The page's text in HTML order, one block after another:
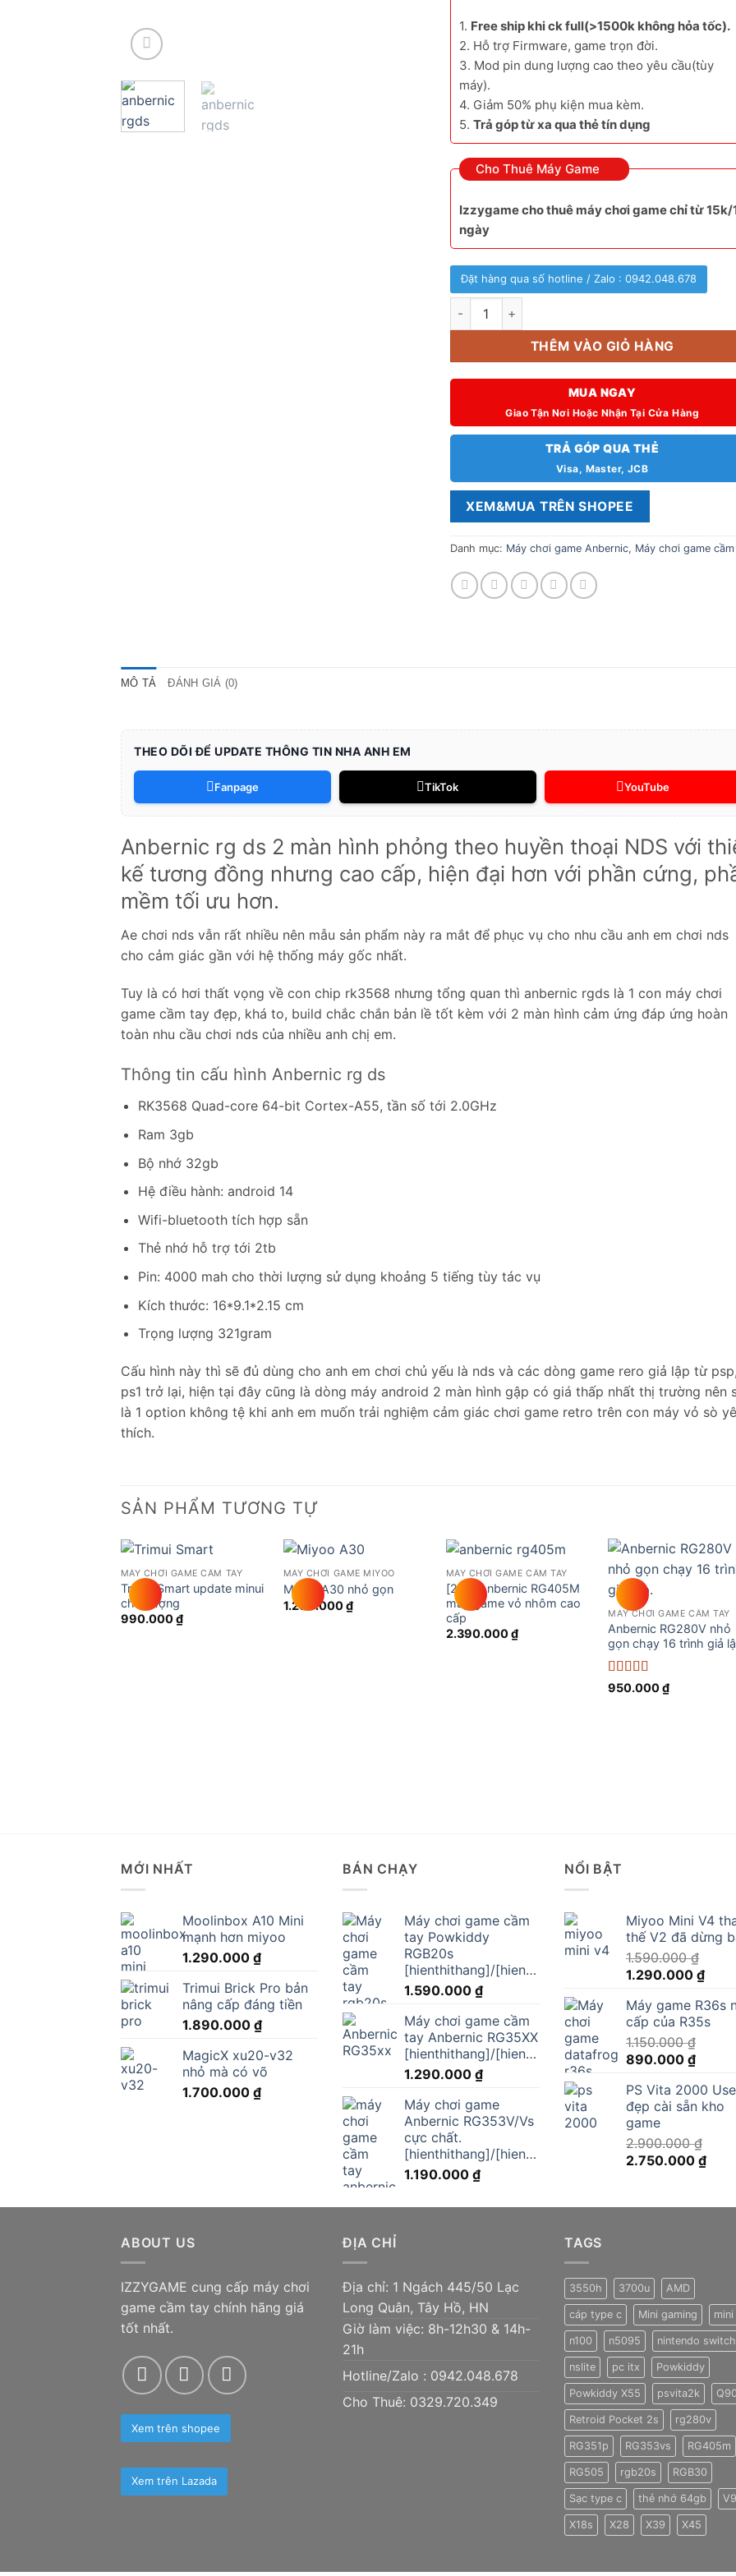
1. Free ship khi ck full(>1500k không hỏa tốc).
2. Hỗ trợ Firmware, game trọn đời.
3. Mod pin dung lượng cao theo yêu cầu(tùy
máy).
4. Giảm 50% phụ kiện mua kèm.
5. Trả góp từ xa qua thẻ tín dụng
Cho Thuê Máy Game
Izzygame cho thuê máy chơi game chỉ từ 15k/
ngày
Đặt hàng qua số hotline / Zalo : 0942.048.678
Anbernic rg ds 2 màn hình số lượng
THÊM VÀO GIỎ HÀNG
MUA NGAY
Giao Tận Nơi Hoặc Nhận Tại Cửa Hàng
TRẢ GÓP QUA THẺ
Visa, Master, JCB
XEM&MUA TRÊN SHOPEE
Danh mục: Máy chơi game Anbernic, Máy chơi game
MÔ TẢ ĐÁNH GIÁ (0)
THEO DÕI ĐỂ UPDATE THÔNG TIN NHA ANH EM
Fanpage TikTok YouTube
Anbernic rg ds 2 màn hình phỏng theo huyền thoại NDS với
kế tương đồng nhưng cao cấp, hiện đại hơn với phần cứng,
mềm tối ưu hơn.
Ae chơi nds vẫn rất nhiều nên mẫu sản phẩm này ra mắt để phục vụ cho nhu cầu anh em chơi nds
cho cảm giác gần với hệ thống máy gốc nhất.
Tuy là có hơi thất vọng về con chip rk3568 nhưng tổng quan thì anbernic rgds là 1 con máy chơi
game cầm tay đẹp, khá to, build chắc chắn bản lề tốt kèm với 2 màn hình cảm ứng đáp ứng hoàn
toàn nhu cầu chơi nds của nhiều anh chị em.
Thông tin cấu hình Anbernic rg ds
RK3568 Quad-core 64-bit Cortex-A55, tần số tới 2.0GHz
Ram 3gb
Bộ nhớ 32gb
Hệ điều hành: android 14
Wifi-bluetooth tích hợp sẵn
Thẻ nhớ hỗ trợ tới 2tb
Pin: 4000 mah cho thời lượng sử dụng khoảng 5 tiếng tùy tác vụ
Kích thước: 16*9.1*2.15 cm
Trọng lượng 321gram
Cấu hình này thì sẽ đủ dùng cho anh em chơi chủ yếu là nds và các dòng game rero giả lập từ psp,
ps1 trở lại, hiện tại đây cũng là dòng máy android 2 màn hình gập có giá thấp nhất thị trường nên
là 1 option không tệ khi anh em muốn trải nghiệm cảm giác chơi game retro trên con máy vỏ sò
thích.
SẢN PHẨM TƯƠNG TỰ
Add to
wishlist
MÁY CHƠI GAME CẦM TAY
Trimui Smart update minui
chất lượng
990.000₫
wishlist
MÁY CHƠI GAME MIYOO
Miyoo A30 nhỏ gọn
1.290.000₫
Add to
wishlist
MÁY CHƠI GAME CẦM TAY
[2nd] Anbernic RG405M
máy game vỏ nhôm cao
cấp
2.390.000₫
MÁY CHƠI GAME CẦM TAY
Anbernic RG280V nhỏ
gọn chạy 16 trình giả
Được xếp
5 sao
950.000₫
MỚI NHẤT
Moolinbox A10 Mini
mạnh hơn miyoo
1.290.000 ₫
Trimui Brick Pro bản
nâng cấp đáng tiền
1.890.000 ₫
MagicX xu20-v32
nhỏ mà có võ
1.700.000 ₫
BÁN CHẠY
Máy chơi game cầm
tay Powkiddy
RGB20s
[hienthithang]/[hienthinam]
1.590.000 ₫
Máy chơi game cầm
tay Anbernic RG35XX
[hienthithang]/[hienthinam]
1.290.000 ₫
Máy chơi game
Anbernic RG353V/Vs
cực chất.
[hienthithang]/[hienthinam]
1.190.000 ₫
NỔI BẬT
Miyoo Mini V4
thế V2 đã dừng
1.590.000₫
Giá
là:
1.590.000 ₫.
1.290.000 ₫Giá
tại
là:
Máy game R36s
cấp của R35s
1.150.000₫
Giá
là:
1.150.000 ₫.
890.000 ₫Giá
tại
là:
PS Vita 2000
đẹp cài sẵn kho
game
2.900.000₫
Giá
2.900.000 ₫.
2.750.000 ₫Giá
là:
ABOUT US
IZZYGAME cung cấp máy chơi
game cầm tay chính hãng giá
tốt nhất.
Xem trên shopee
Xem trên Lazada
ĐỊA CHỈ
Địa chỉ: 1 Ngách 445/50 Lạc
Long Quân, Tây Hồ, HN
Giờ làm việc: 8h-12h30 & 14h-
21h
Hotline/Zalo : 0942.048.678
Cho Thuê: 0329.720.349
TAGS
3550h 3700u AMD
cáp type c Mini gaming
n100 n5095 nintendo
nslite pc itx Powkiddy
Powkiddy X55 psvita2k Q90
Retroid Pocket 2s rg280v
RG351p RG353vs RG405m
RG505 rgb20s RGB30
Sạc type c thẻ nhớ 64gb
X18s X28 X39 X45